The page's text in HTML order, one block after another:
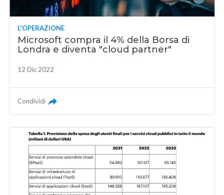
L'OPERAZIONE
Microsoft compra il 4% della Borsa di
Londra e diventa "cloud partner"
12 Dic 2022
Condividi